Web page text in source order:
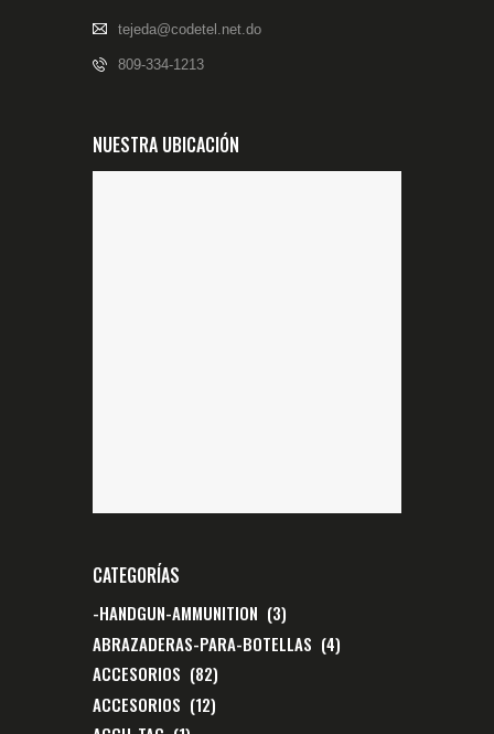
tejeda@codetel.net.do
809-334-1213
NUESTRA UBICACIÓN
CATEGORÍAS
-HANDGUN-AMMUNITION (3)
ABRAZADERAS-PARA-BOTELLAS (4)
ACCESORIOS (82)
ACCESORIOS (12)